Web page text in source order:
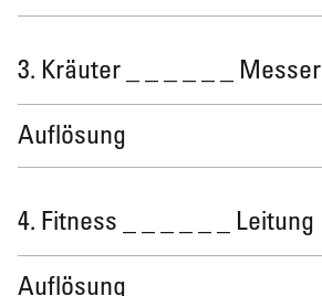
3. Kräuter _ _ _ _ _ _ Messer
Auflösung
4. Fitness _ _ _ _ _ _ Leitung
Auflösung